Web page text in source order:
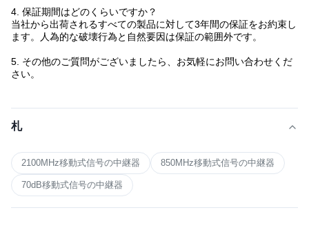
4. 保証期間はどのくらいですか？
当社から出荷されるすべての製品に対して3年間の保証をお約束し
ます。人為的な破壊行為と自然要因は保証の範囲外です。
5. その他のご質問がございましたら、お気軽にお問い合わせくだ
さい。
札
2100MHz移動式信号の中継器 850MHz移動式信号の中継器
70dB移動式信号の中継器